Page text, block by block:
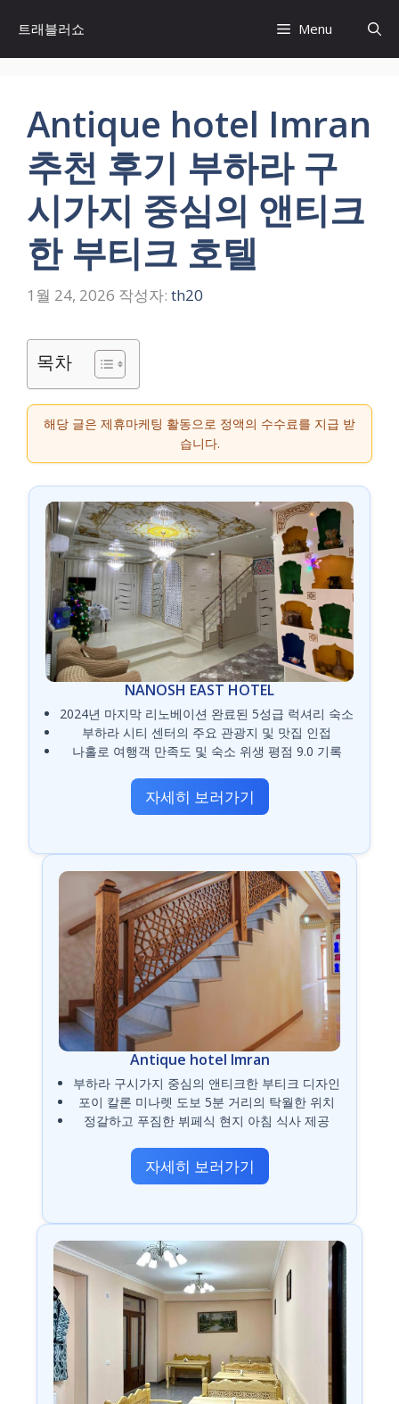
츠
트래블러쇼 Menu
Antique hotel Imran
추천 후기 부하라 구
시가지 중심의 앤티크
한 부티크 호텔
1월 24, 2026 작성자: th20
목차
해당 글은 제휴마케팅 활동으로 정액의 수수료를 지급 받
습니다.
NANOSH EAST HOTEL
2024년 마지막 리노베이션 완료된 5성급 럭셔리 숙소
부하라 시티 센터의 주요 관광지 및 맛집 인접
나홀로 여행객 만족도 및 숙소 위생 평점 9.0 기록
자세히 보러가기
Antique hotel Imran
부하라 구시가지 중심의 앤티크한 부티크 디자인
포이 칼론 미나렛 도보 5분 거리의 탁월한 위치
정갈하고 푸짐한 뷔페식 현지 아침 식사 제공
자세히 보러가기